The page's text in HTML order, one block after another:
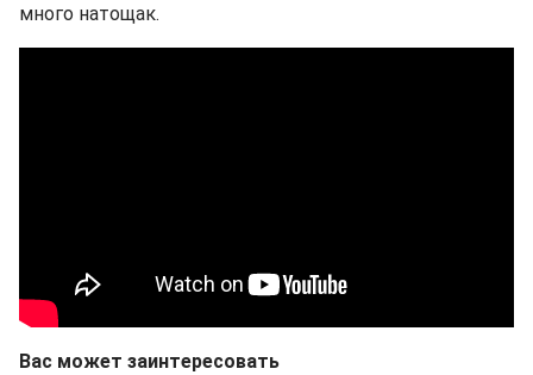
много натощак.
Вас может заинтересовать